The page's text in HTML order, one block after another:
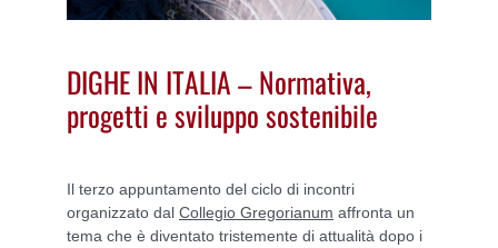
DIGHE IN ITALIA – Normativa,
progetti e sviluppo sostenibile
Il terzo appuntamento del ciclo di incontri
organizzato dal Collegio Gregorianum affronta un
tema che è diventato tristemente di attualità dopo i